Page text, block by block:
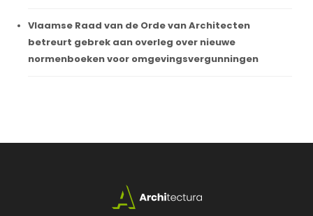
Vlaamse Raad van de Orde van Architecten
betreurt gebrek aan overleg over nieuwe
normenboeken voor omgevingsvergunningen